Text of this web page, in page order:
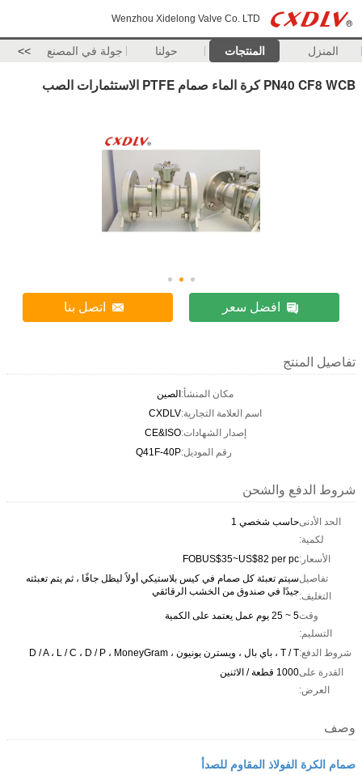
Wenzhou Xidelong Valve Co. LTD
المنزل المنتجات حولنا جولة في المصنع >>
PN40 CF8 WCB كرة الماء صمام PTFE الاستثمارات الصب
افضل سعر اتصل بنا
تفاصيل المنتج
مكان المنشأ:الصين
اسم العلامة التجارية:CXDLV
إصدار الشهادات:CE&ISO
رقم الموديل:Q41F-40P
شروط الدفع والشحن
الحد الأدنى
لكمية:
حاسب شخصي 1
الأسعار:FOBUS$35~US$82 per pc
تفاصيل
التغليف:
سيتم تعبئة كل صمام في كيس بلاستيكي أولاً ليظل جافًا ، ثم يتم تعبئته
جيدًا في صندوق من الخشب الرقائقي
وقت
التسليم:
5 ~ 25 يوم عمل يعتمد على الكمية
شروط الدفع:T / T ، باي بال ، ويسترن يونيون ، D / A ، L / C ، D / P ، MoneyGram
القدرة على
العرض:
1000 قطعة / الاثنين
وصف
صمام الكرة الفولاذ المقاوم للصدأ